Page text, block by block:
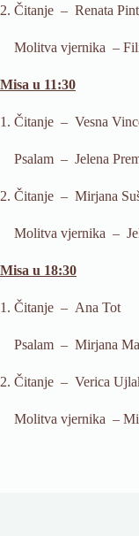
2. Čitanje – Renata
Molitva vjernika –
Misa u 11:30
1. Čitanje – Vesna
Psalam – Jelena
2. Čitanje – Mirjana
Molitva vjernika –
Misa u 18:30
1. Čitanje – Ana Tot
Psalam – Mirjana
2. Čitanje – Verica
Molitva vjernika –